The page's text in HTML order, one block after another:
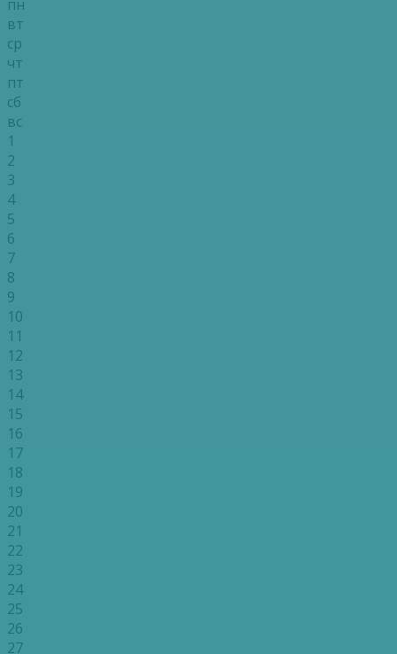
пн
вт
ср
чт
пт
сб
вс
1
2
3
4
5
6
7
8
9
10
11
12
13
14
15
16
17
18
19
20
21
22
23
24
25
26
27